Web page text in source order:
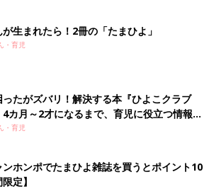
生まれたら！2冊の「たまひよ」
・育児
たがズバリ！解決する本『ひよこクラブ
月～2才になるまで、育児に役立つ情報が
！
・育児
ンホンポでたまひよ雑誌を買うとポイント10
定】